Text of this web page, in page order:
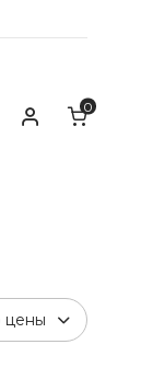
Search Мой аккаунт
0